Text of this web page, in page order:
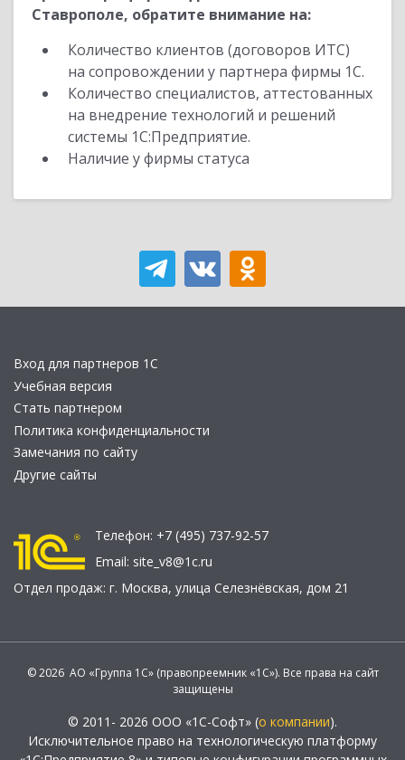
Ставрополе, обратите внимание на:
Количество клиентов (договоров ИТС)
на сопровождении у партнера фирмы 1С.
Количество специалистов, аттестованных
на внедрение технологий и решений
системы 1С:Предприятие.
Наличие у фирмы статуса
Вход для партнеров 1С
Учебная версия
Стать партнером
Политика конфиденциальности
Замечания по сайту
Другие сайты
Телефон: +7 (495) 737-92-57
Email: site_v8@1c.ru
Отдел продаж: г. Москва, улица Селезнёвская, дом 21
© 2026 АО «Группа 1С» (правопреемник «1С»). Все права на сайт
защищены
© 2011- 2026 ООО «1С-Софт» (о компании).
Исключительное право на технологическую платформу